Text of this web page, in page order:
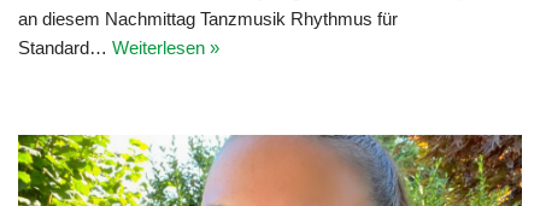
an diesem Nachmittag Tanzmusik Rhythmus für
Standard… Weiterlesen »